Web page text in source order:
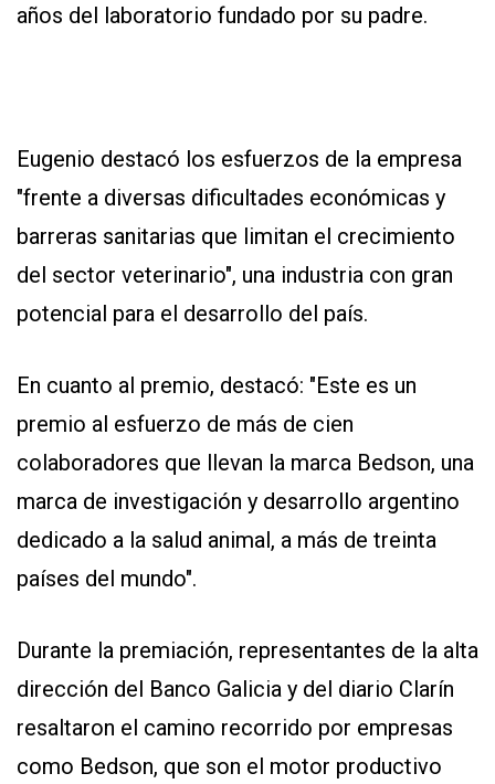
años del laboratorio fundado por su padre.
Eugenio destacó los esfuerzos de la empresa
"frente a diversas dificultades económicas y
barreras sanitarias que limitan el crecimiento
del sector veterinario", una industria con gran
potencial para el desarrollo del país.
En cuanto al premio, destacó: "Este es un
premio al esfuerzo de más de cien
colaboradores que llevan la marca Bedson, una
marca de investigación y desarrollo argentino
dedicado a la salud animal, a más de treinta
países del mundo".
Durante la premiación, representantes de la alta
dirección del Banco Galicia y del diario Clarín
resaltaron el camino recorrido por empresas
como Bedson, que son el motor productivo